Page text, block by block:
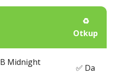
♻️
Otkup
Midnight
✅ Da